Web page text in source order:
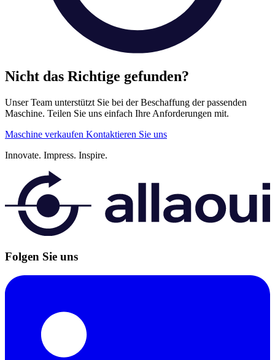
Nicht das Richtige gefunden?
Unser Team unterstützt Sie bei der Beschaffung der passenden
Maschine. Teilen Sie uns einfach Ihre Anforderungen mit.
Maschine verkaufen Kontaktieren Sie uns
Innovate. Impress. Inspire.
Folgen Sie uns